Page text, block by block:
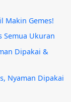
Makin Gemes!
Semua Ukuran
Dipakai &
Nyaman Dipakai